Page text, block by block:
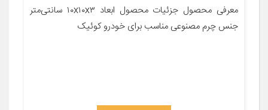
معرفی محصول جزئیات محصول ابعاد ۱۰x۱۰x۳ سانتی‌متر
جنس چرم مصنوعی مناسب برای خودرو کوئیک